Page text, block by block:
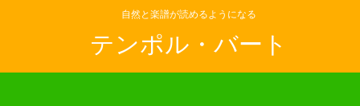
自然と楽譜が読めるようになる
テンポル・バート